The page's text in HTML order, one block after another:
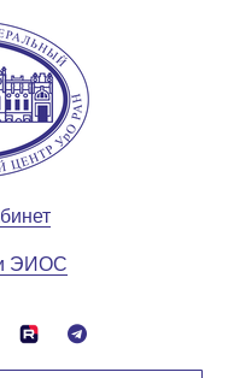
ЭИОС